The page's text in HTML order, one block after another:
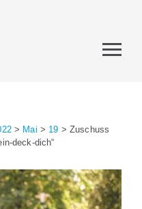
> Mai > 19 >Zuschuss
deck-dich“